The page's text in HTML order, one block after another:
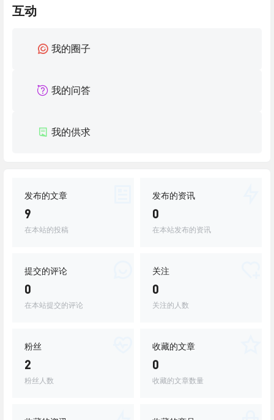
互动
我的圈子
我的问答
我的供求
发布的文章
9
在本站的投稿
发布的资讯
0
在本站发布的资讯
提交的评论
0
在本站提交的评论
关注
0
关注的人数
粉丝
2
粉丝人数
收藏的文章
0
收藏的文章数量